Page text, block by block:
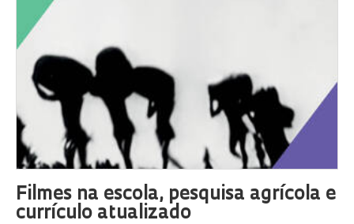
Filmes na escola, pesquisa agrícola e
currículo atualizado